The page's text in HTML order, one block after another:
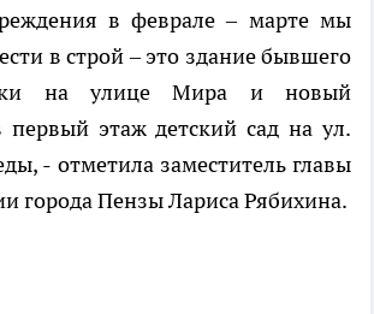
в феврале – марте мы
в строй – это здание бывшего
на улице Мира и новый
первый этаж детский сад на ул.
- отметила заместитель главы
города Пензы Лариса Рябихина.